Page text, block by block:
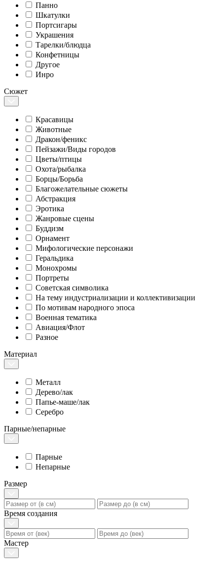
Панно
Шкатулки
Портсигары
Украшения
Тарелки/блюдца
Конфетницы
Другое
Инро
Сюжет
Красавицы
Животные
Дракон/феникс
Пейзажи/Виды городов
Цветы/птицы
Охота/рыбалка
Борцы/Борьба
Благожелательные сюжеты
Абстракция
Эротика
Жанровые сцены
Буддизм
Орнамент
Мифологические персонажи
Геральдика
Монохромы
Портреты
Советская символика
На тему индустриализации и коллективизации
По мотивам народного эпоса
Военная тематика
Авиация/Флот
Разное
Материал
Металл
Дерево/лак
Папье-маше/лак
Серебро
Парные/непарные
Парные
Непарные
Размер
Время создания
Мастер